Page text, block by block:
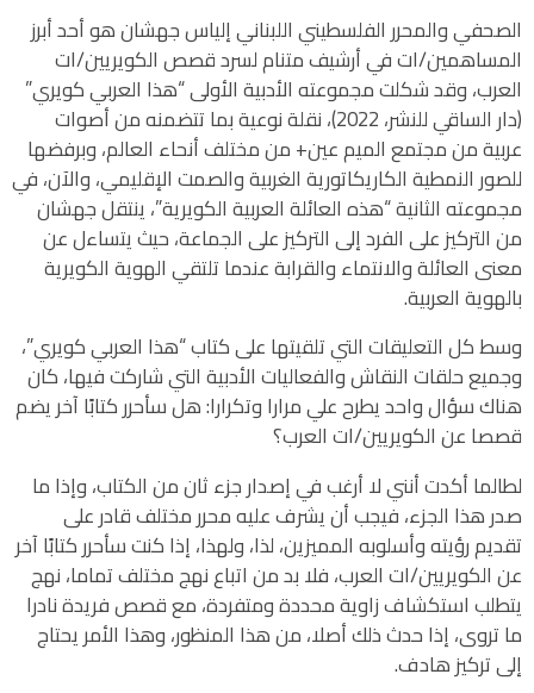
الصحفي والمحرر الفلسطيني اللبناني إلياس جهشان هو أحد أبرز
المساهمين/ات في أرشيف متنام لسرد قصص الكويريين/ات
العرب، وقد شكلت مجموعته الأدبية الأولى “هذا العربي كويري”
(دار الساقي للنشر، 2022)، نقلة نوعية بما تتضمنه من أصوات
عربية من مجتمع الميم عين+ من مختلف أنحاء العالم، وبرفضها
للصور النمطية الكاريكاتورية الغربية والصمت الإقليمي، والآن، في
مجموعته الثانية “هذه العائلة العربية الكويرية”، ينتقل جهشان
من التركيز على الفرد إلى التركيز على الجماعة، حيث يتساءل عن
معنى العائلة والانتماء والقرابة عندما تلتقي الهوية الكويرية
بالهوية العربية.
وسط كل التعليقات التي تلقيتها على كتاب “هذا العربي كويري”،
وجميع حلقات النقاش والفعاليات الأدبية التي شاركت فيها، كان
هناك سؤال واحد يطرح علي مرارا وتكرارا: هل سأحرر كتابًا آخر يضم
قصصا عن الكويريين/ات العرب؟
لطالما أكدت أنني لا أرغب في إصدار جزء ثان من الكتاب، وإذا ما
صدر هذا الجزء، فيجب أن يشرف عليه محرر مختلف قادر على
تقديم رؤيته وأسلوبه المميزين، لذا، ولهذا، إذا كنت سأحرر كتابًا آخر
عن الكويريين/ات العرب، فلا بد من اتباع نهج مختلف تماما، نهج
يتطلب استكشاف زاوية محددة ومتفردة، مع قصص فريدة نادرا
ما تروى، إذا حدث ذلك أصلا، من هذا المنظور، وهذا الأمر يحتاج
إلى تركيز هادف.